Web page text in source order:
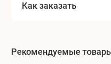
Как заказать
Рекомендуемые